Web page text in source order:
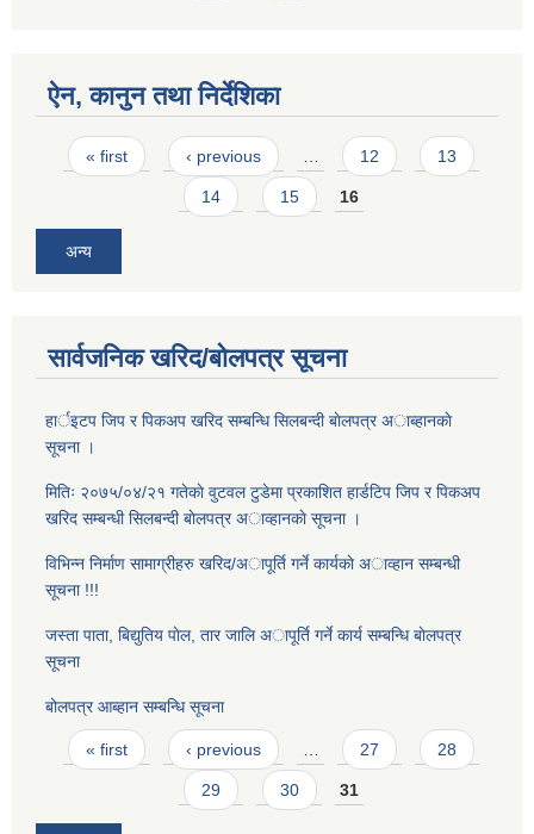
ऐन, कानुन तथा निर्देशिका
Pages
« first ‹ previous 12 13
14 15 16
अन्य
सार्वजनिक खरिद/बोलपत्र सूचना
हार्इटप जिप र पिकअप खरिद सम्बन्धि सिलबन्दी बाेलपत्र अाब्हानकाे
सूचना ।
मितिः २०७५/०४/२१ गतेकाे वुटवल टुडेमा प्रकाशित हार्डटिप जिप र पिकअप
खरिद सम्बन्धी सिलबन्दी बाेलपत्र अाव्हानकाे सूचना ।
विभिन्न निर्माण सामाग्रीहरु खरिद/अापूर्ति गर्ने कार्यकाे अाव्हान सम्बन्धी
सूचना !!!
जस्ता पाता, बिद्युतिय पाेल, तार जालि अापूर्ति गर्ने कार्य सम्बन्धि बाेलपत्र
सूचना
बोलपत्र आब्हान सम्बन्धि सूचना
Pages
« first ‹ previous … 27 28
29 30 31